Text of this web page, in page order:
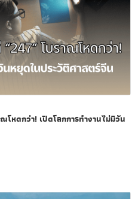
หดกว่า! เปิดโลกการทำงานไม่มีวัน